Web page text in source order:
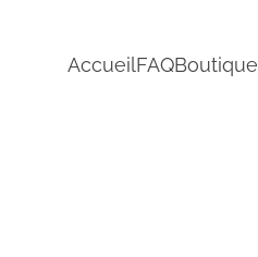
AccueilFAQBoutique